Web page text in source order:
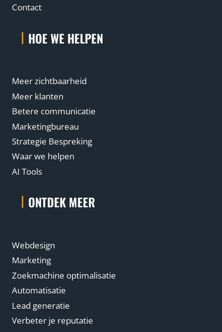
Contact
HOE WE HELPEN
Meer zichtbaarheid
Meer klanten
Betere communicatie
Marketingbureau
Strategie Bespreking
Waar we helpen
AI Tools
ONTDEK MEER
Webdesign
Marketing
Zoekmachine optimalisatie
Automatisatie
Lead generatie
Verbeter je reputatie